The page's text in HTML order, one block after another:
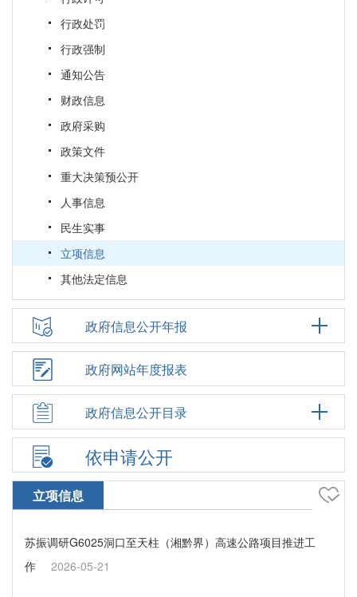
行政处罚
行政强制
通知公告
财政信息
政府采购
政策文件
重大决策预公开
人事信息
民生实事
立项信息
其他法定信息
政府信息公开年报
政府网站年度报表
政府信息公开目录
依申请公开
立项信息
苏振调研G6025洞口至天柱（湘黔界）高速公路项目推进工
作
2026-05-21